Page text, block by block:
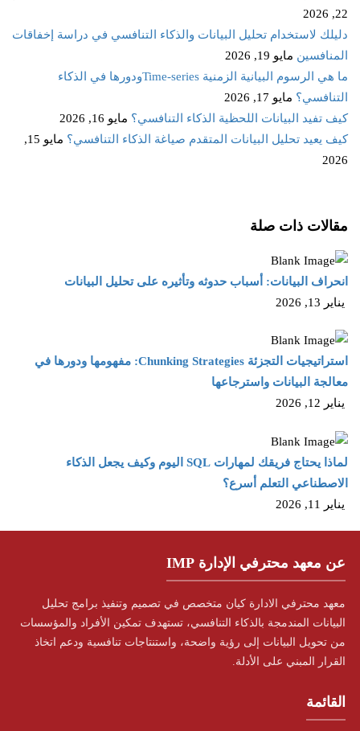
22, 2026
دليلك لاستخدام تحليل البيانات والذكاء التنافسي في دراسة إخفاقات
المنافسين مايو 19, 2026
ما هي الرسوم البيانية الزمنية Time‑seriesودورها في الذكاء
التنافسي؟ مايو 17, 2026
كيف تفيد البيانات اللحظية الذكاء التنافسي؟ مايو 16, 2026
كيف يعيد تحليل البيانات المتقدم صياغة الذكاء التنافسي؟
مايو 15,
2026
مقالات ذات صلة
انحراف البيانات: أسباب حدوثه وتأثيره على تحليل البيانات
يناير 13, 2026
استراتيجيات التجزئة Chunking Strategies: مفهومها ودورها في
معالجة البيانات واسترجاعها
يناير 12, 2026
لماذا يحتاج فريقك لمهارات SQL اليوم وكيف يجعل الذكاء
الاصطناعي التعلم أسرع؟
يناير 11, 2026
عن معهد محترفي الإدارة IMP
معهد محترفي الادارة كيان متخصص في تصميم وتنفيذ برامج تحليل
البيانات المندمجة بالذكاء التنافسي، تستهدف تمكين الأفراد والمؤسسات
من تحويل البيانات إلى رؤية واضحة، واستنتاجات تنافسية ودعم اتخاذ
القرار المبني على الأدلة.
القائمة